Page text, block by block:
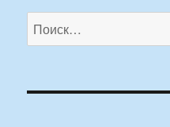
Искать: